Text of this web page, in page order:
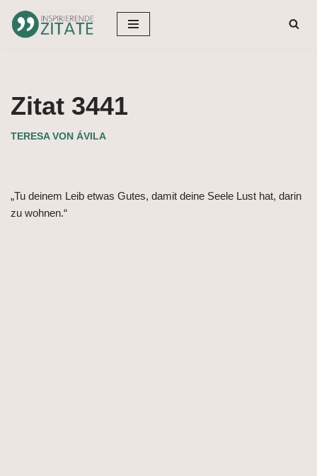
Zum
Zitat 3441
TERESA VON ÁVILA
„Tu deinem Leib etwas Gutes, damit deine Seele Lust hat, darin
zu wohnen.“